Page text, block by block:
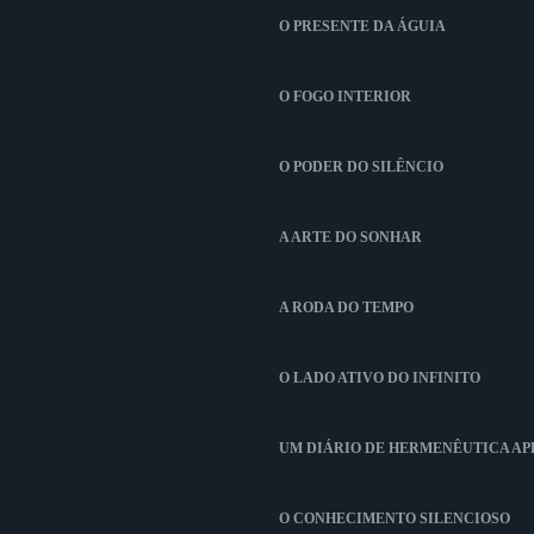
O PRESENTE DA ÁGUIA
O FOGO INTERIOR
O PODER DO SILÊNCIO
A ARTE DO SONHAR
A RODA DO TEMPO
O LADO ATIVO DO INFINITO
UM DIÁRIO DE HERMENÊUTICA
O CONHECIMENTO SILENCIOSO